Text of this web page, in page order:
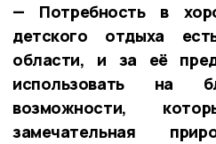
— Потребность в
детского отдыха
области, и за её
использовать на
возможности,
замечательная